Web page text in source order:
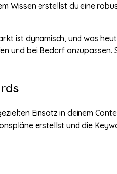
Wissen erstellst du eine
ist dynamisch, und was
und bei Bedarf anzupassen.
Einsatz in deinem
erstellst und die